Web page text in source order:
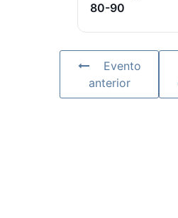
80-90
Evento
anterior